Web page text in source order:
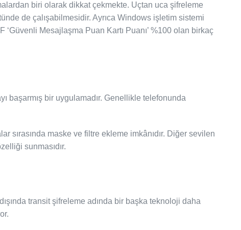
biri olarak dikkat çekmekte. Uçtan uca şifreleme
de çalışabilmesidir. Ayrıca Windows işletim sistemi
Mesajlaşma Puan Kartı Puanı’ %100 olan birkaç
başarmış bir uygulamadır. Genellikle telefonunda
sırasında maske ve filtre ekleme imkânıdır. Diğer sevilen
sunmasıdır.
transit şifreleme adında bir başka teknoloji daha